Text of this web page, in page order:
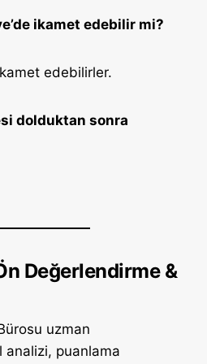
ikamet edebilir mi?
edebilirler.
dolduktan sonra
Değerlendirme &
uzman
analizi, puanlama